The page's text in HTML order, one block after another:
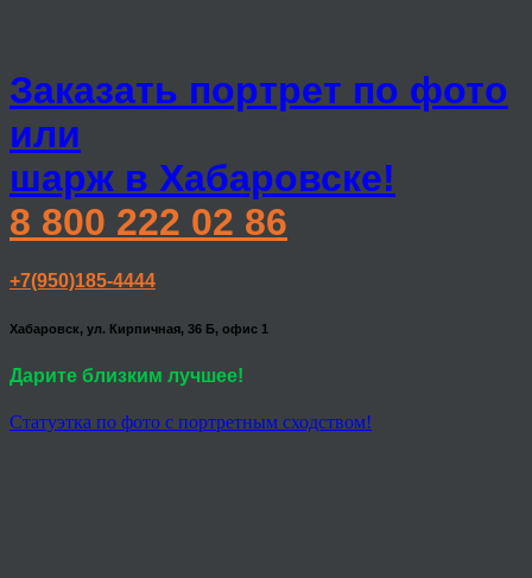
Заказать портрет по фото
или
шарж в Хабаровске!
8 800 222 02 86
+7(950)185-4444
Хабаровск, ул. Кирпичная, 36 Б, офис 1
Дарите близким лучшее!
Статуэтка по фото с портретным сходством!